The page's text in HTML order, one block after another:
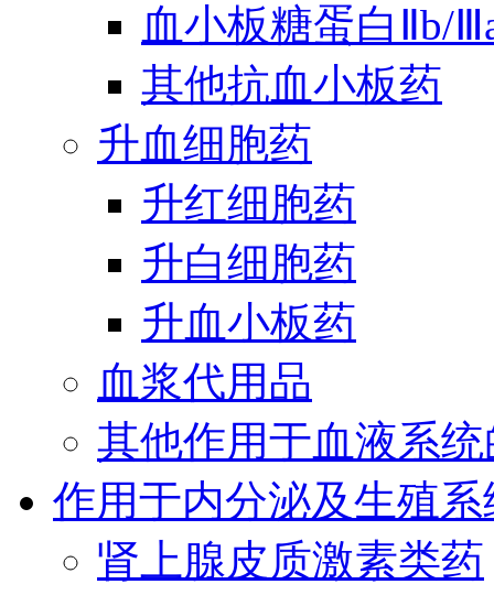
血小板糖蛋白Ⅱb/
其他抗血小板药
升血细胞药
升红细胞药
升白细胞药
升血小板药
血浆代用品
其他作用于血液系
作用于内分泌及生殖
肾上腺皮质激素类药